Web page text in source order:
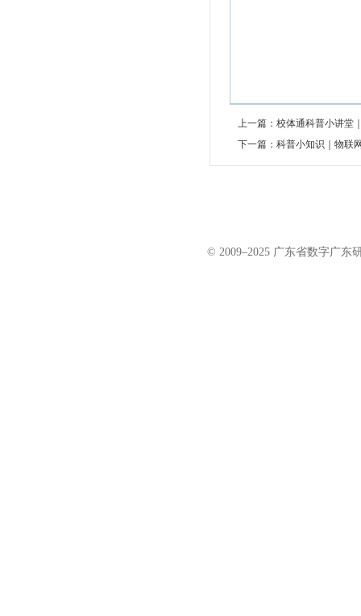
上一篇：校体通科普小讲堂
下一篇：科普小知识｜物联
© 2009–2025 广东省数字广东